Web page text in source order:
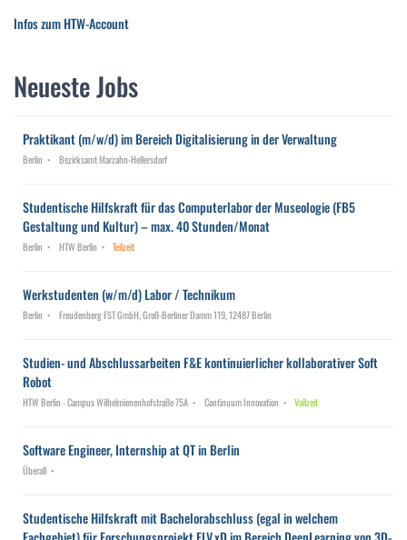
Infos zum HTW-Account
Neueste Jobs
Praktikant (m/w/d) im Bereich Digitalisierung in der Verwaltung
Berlin Bezirksamt Marzahn-Hellersdorf
Studentische Hilfskraft für das Computerlabor der Museologie (FB5
Gestaltung und Kultur) – max. 40 Stunden/Monat
Berlin HTW Berlin Teilzeit
Werkstudenten (w/m/d) Labor / Technikum
Berlin Freudenberg FST GmbH, Groß-Berliner Damm 119, 12487 Berlin
Studien- und Abschlussarbeiten F&E kontinuierlicher kollaborativer Soft
Robot
HTW Berlin - Campus Wilhelmienenhofstraße 75A Continuum Innovation Vollzeit
Software Engineer, Internship at QT in Berlin
Überall
Studentische Hilfskraft mit Bachelorabschluss (egal in welchem